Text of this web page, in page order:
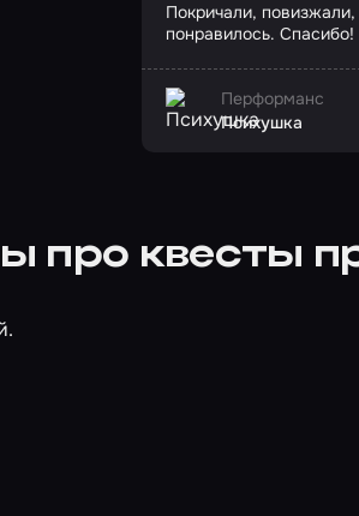
Покричали,
понравилось. Спасибо!
Перформанс
Психушка
про квесты